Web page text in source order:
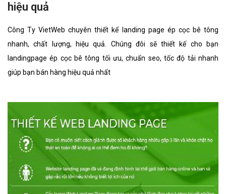
hiệu quả
Công Ty VietWeb chuyên thiết kế landing page ép cọc bê tông
nhanh, chất lượng, hiệu quả. Chúng đôi sẽ thiết kế cho bạn
landingpage ép cọc bê tông tối ưu, chuẩn seo, tốc độ tải nhanh
giúp bạn bán hàng hiệu quả nhất